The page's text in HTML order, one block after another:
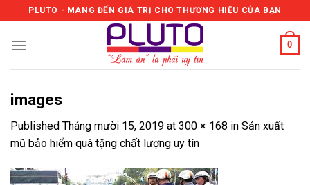
to
content
PLUTO - MANG ĐẾN GIÁ TRỊ CHO THƯƠNG HIỆU CỦA BẠN
0
images
Published Tháng mười 15, 2019 at 300 × 168 in Sản xuất
mũ bảo hiểm quà tặng chất lượng uy tín